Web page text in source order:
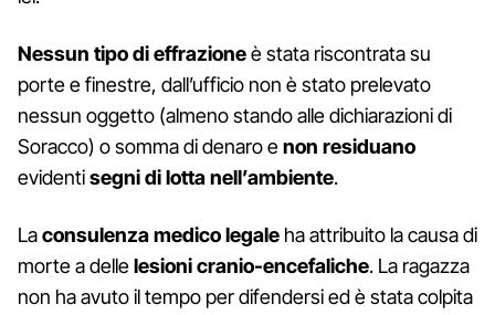
Nessun tipo di effrazioneè stata riscontrata su
porte e finestre, dall’ufficio non è stato prelevato
nessun oggetto (almeno stando alle dichiarazioni di
Soracco) o somma di denaro enon residuano
evidentisegni di lotta nell’ambiente.
Laconsulenza medico legale ha attribuito la causa di
morte a dellelesioni cranio-encefaliche. La ragazza
non ha avuto il tempo per difendersi ed è stata colpita